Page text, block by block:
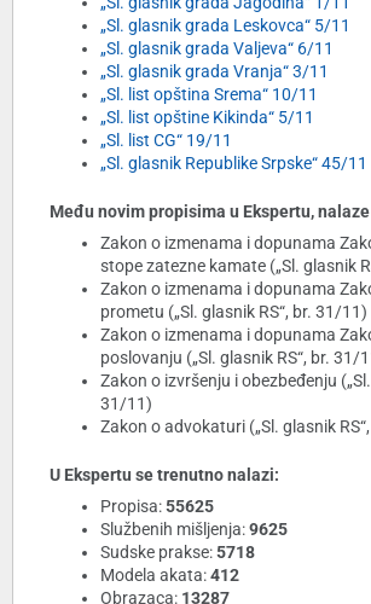
„Sl. glasnik grada Leskovca“ 5/11
„Sl. glasnik grada Valjeva“ 6/11
„Sl. glasnik grada Vranja“ 3/11
„Sl. list opština Srema“ 10/11
„Sl. list opštine Kikinda“ 5/11
„Sl. list CG“ 19/11
„Sl. glasnik Republike Srpske“ 45/11
Među novim propisima u Ekspertu,
Zakon o izmenama i dopunama
stope zatezne kamate („Sl. glasnik
Zakon o izmenama i dopunama
prometu („Sl. glasnik RS“, br. 31/11)
Zakon o izmenama i dopunama
poslovanju („Sl. glasnik RS“, br. 31/
Zakon o izvršenju i obezbeđenju
31/11)
Zakon o advokaturi („Sl. glasnik
U Ekspertu se trenutno nalazi:
Propisa:55625
Službenih mišljenja:9625
Sudske prakse:5718
Modela akata:412
Obrazaca: 13287